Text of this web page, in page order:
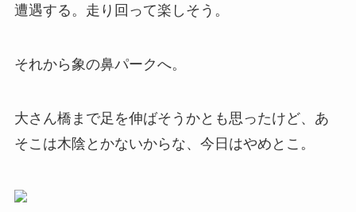
遭遇する。走り回って楽しそう。
それから象の鼻パークへ。
大さん橋まで足を伸ばそうかとも思ったけど、あ
そこは木陰とかないからな、今日はやめとこ。